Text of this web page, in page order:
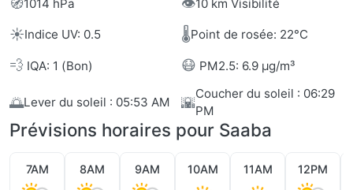
1014 hPa 10 km Visibilité
☀️Indice UV: 0.5 🌡️Point de rosée: 22°C
💨 IQA: 1 (Bon) 😷 PM2.5: 6.9 µg/m³
🌅Lever du soleil : 05:53 AM 🌇Coucher du soleil : 06:29
PM
Prévisions horaires pour Saaba
7AM 8AM 9AM 10AM 11AM 12PM